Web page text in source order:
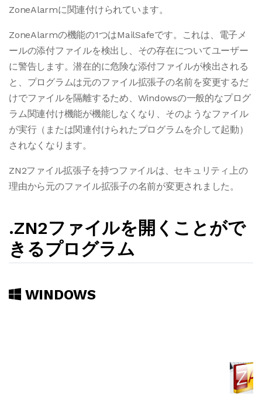
ZoneAlarmに関連付けられています。
ZoneAlarmの機能の1つはMailSafeです。これは、電子メ
ールの添付ファイルを検出し、その存在についてユーザー
に警告します。潜在的に危険な添付ファイルが検出される
と、プログラムは元のファイル拡張子の名前を変更するだ
けでファイルを隔離するため、Windowsの一般的なプログ
ラム関連付け機能が機能しなくなり、そのようなファイル
が実行（または関連付けられたプログラムを介して起動）
されなくなります。
ZN2ファイル拡張子を持つファイルは、セキュリティ上の
理由から元のファイル拡張子の名前が変更されました。
.ZN2ファイルを開くことがで
きるプログラム
WINDOWS